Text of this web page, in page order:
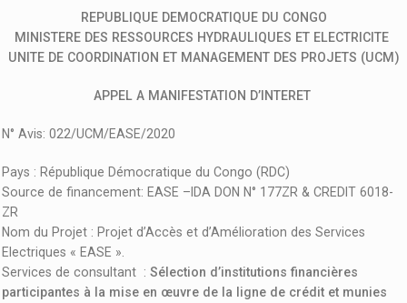
REPUBLIQUE DEMOCRATIQUE DU CONGO
MINISTERE DES RESSOURCES HYDRAULIQUES ET ELECTRICITE
UNITE DE COORDINATION ET MANAGEMENT DES PROJETS (UCM)
APPEL A MANIFESTATION D’INTERET
N° Avis: 022/UCM/EASE/2020
Pays : République Démocratique du Congo (RDC)
Source de financement: EASE –IDA DON N° 177ZR & CREDIT 6018-
ZR
Nom du Projet : Projet d’Accès et d’Amélioration des Services
Electriques « EASE ».
Services de consultant : Sélection d’institutions financières
participantes à la mise en œuvre de la ligne de crédit et munies